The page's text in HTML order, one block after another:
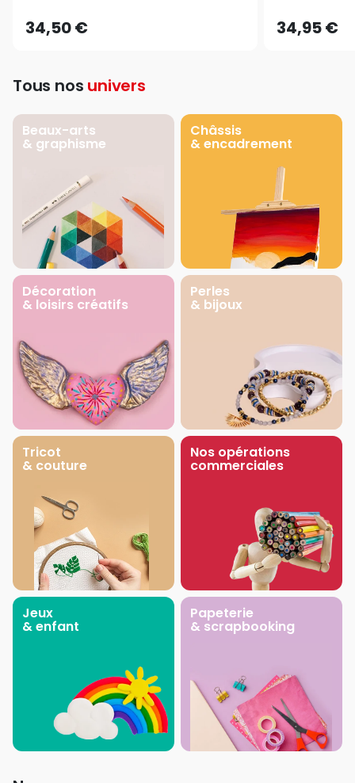
34,50 € 34,95 €
Tous nos univers
Beaux-arts
& graphisme
Châssis
& encadrement
Décoration
& loisirs créatifs
Perles
& bijoux
Tricot
& couture
Nos opérations
commerciales
Jeux
& enfant
Papeterie
& scrapbooking